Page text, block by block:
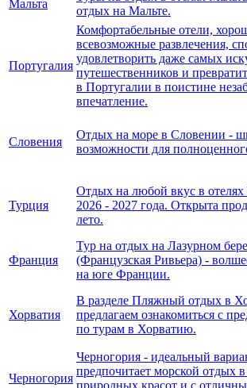
Мальта
отдых на Мальте.
Португалия
Комфортабельные отели,
всевозможные развлечения,
удовлетворить даже самых
путешественников и
в Португалии в поистине
впечатление.
Словения
Отдых на море в Словении -
возможности для
Турция
Отдых на любой вкус в
2026 - 2027 года. Открыта
лето.
Франция
Тур на отдых на Лазурном
(Французская Ривьера) -
на юге Франции.
Хорватия
В разделе Пляжный отдых в
предлагаем ознакомиться с
по турам в Хорватию.
Черногория
Черногория - идеальный
предпочитает морской отдых